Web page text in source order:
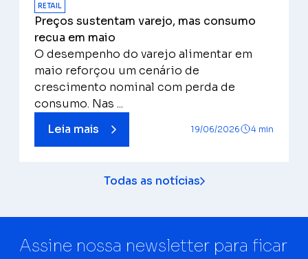
RETAIL
Preços sustentam varejo, mas consumo
recua em maio
O desempenho do varejo alimentar em
maio reforçou um cenário de
crescimento nominal com perda de
consumo. Nas ...
Leia mais
19/06/2026 4 min
Todas as notícias
Assine nossa newsletter para ficar